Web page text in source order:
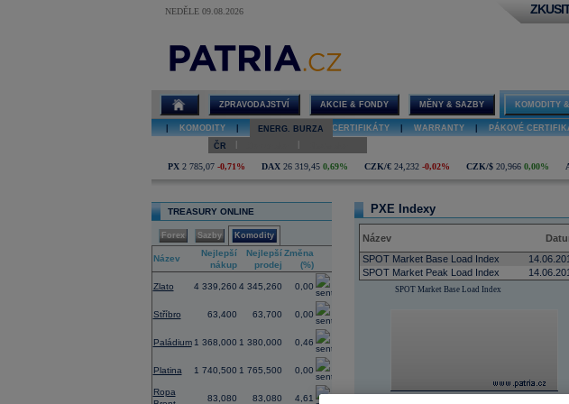
NEDĚLE 09.08.2026
Energetická
burza Praha,
elektrická
energie
ZPRAVODAJSTVÍ AKCIE & FONDY MĚNY & SAZBY KOMODITY
KOMODITY ETF | ETC | CERTIFIKÁTY WARRANTY PÁKOVÉ
ENERG. BURZA
ČR
PX 2 785,07 -0,71% DAX 26 319,45 0,69% CZK/€ 24,232 -0,02% CZK/$ 20,966 0,00%
TREASURY ONLINE
Forex Sazby Komodity
Název
Nejlepší
nákup
Nejlepší
prodej
Změna
(%)
Zlato 4 339,260 4 345,260 0,00
Stříbro 63,400 63,700 0,00
Paládium 1 368,000 1 380,000 0,46
Platina 1 740,500 1 765,500 0,00
Ropa
83,080 83,080 4,61
PXE Indexy
Název
SPOT Market Base Load Index
SPOT Market Peak Load Index
SPOT Market Base Load Index